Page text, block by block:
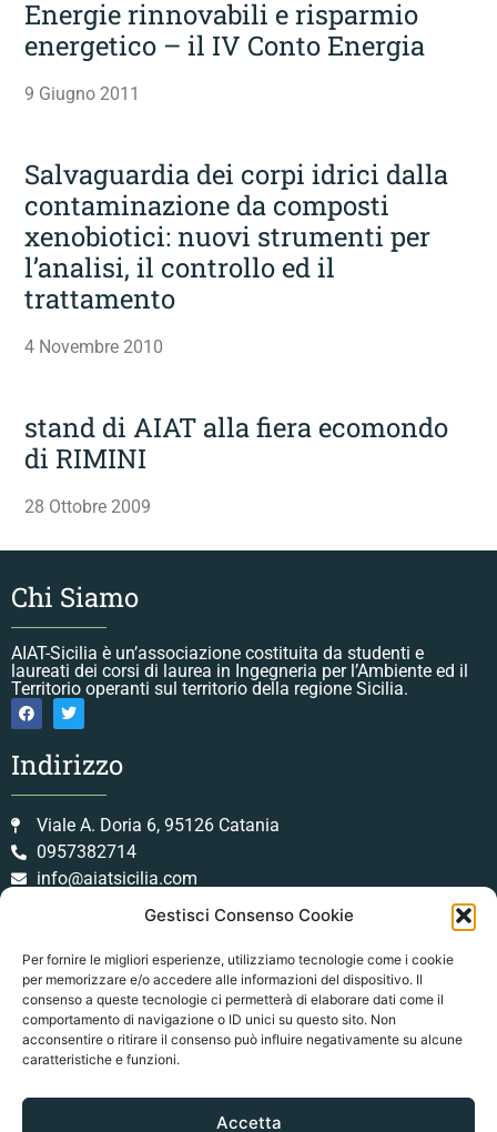
Gestisci Consenso Cookie
Per fornire le migliori esperienze, utilizziamo tecnologie come i cookie
per memorizzare e/o accedere alle informazioni del dispositivo. Il
consenso a queste tecnologie ci permetterà di elaborare dati come il
comportamento di navigazione o ID unici su questo sito. Non
acconsentire o ritirare il consenso può influire negativamente su alcune
caratteristiche e funzioni.
Accetta
Energie rinnovabili e risparmio
energetico – il IV Conto Energia
9 Giugno 2011
Salvaguardia dei corpi idrici dalla
contaminazione da composti
xenobiotici: nuovi strumenti per
l’analisi, il controllo ed il
trattamento
4 Novembre 2010
stand di AIAT alla fiera ecomondo
di RIMINI
28 Ottobre 2009
Chi Siamo
AIAT-Sicilia è un’associazione costituita da studenti e
laureati dei corsi di laurea in Ingegneria per l’Ambiente ed il
Territorio operanti sul territorio della regione Sicilia.
Indirizzo
Viale A. Doria 6, 95126 Catania
0957382714
info@aiatsicilia.com
Orari Lavorativi
Lun-Ven: Dalle 09:30 alle 13:30
Sab: Dalle 09:00 alle 12:00
Dom: Chiuso
Legal